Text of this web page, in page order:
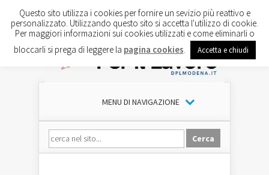
MENU DI NAVIGAZIONE
Questo sito utilizza i cookies per fornire un sevizio più reattivo e
personalizzato. Utilizzando questo sito si accetta l'utilizzo di cookie.
Per maggiori informazioni sui cookies utilizzati e come eliminarli o
bloccarli si prega di leggere la pagina cookies Accetta e chiudi